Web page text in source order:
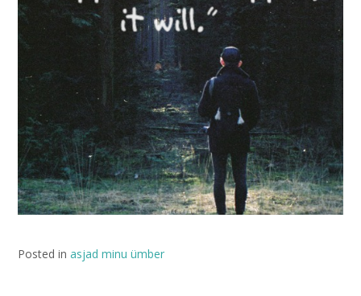
Posted in asjad minu ümber